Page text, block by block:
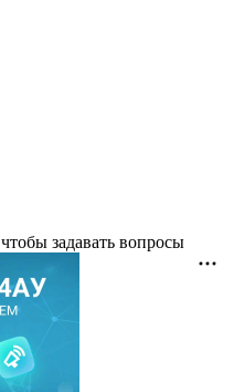
задавать вопросы